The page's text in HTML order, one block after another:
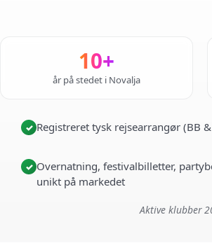
10+
år på stedet i Novalja
✓ Registreret tysk rejsearrangør (BB
✓ Overnatning, festivalbilletter,
unikt på markedet
Aktive klubber